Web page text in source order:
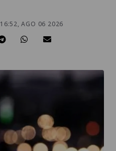
16:52, AGO 06 2026